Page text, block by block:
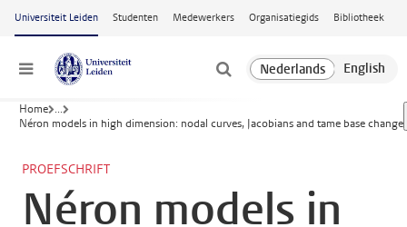
Ga naar hoofdinhoud
Universiteit Leiden Studenten Medewerkers Organisatiegids Bibliotheek
Menu
Home ...
Néron models in high dimension: nodal curves, Jacobians and tame base change
PROEFSCHRIFT
Néron models in